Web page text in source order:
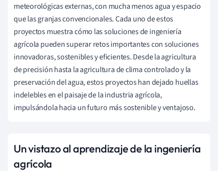
meteorológicas externas, con mucha menos agua y espacio
que las granjas convencionales. Cada uno de estos
proyectos muestra cómo las soluciones de ingeniería
agrícola pueden superar retos importantes con soluciones
innovadoras, sostenibles y eficientes. Desde la agricultura
de precisión hasta la agricultura de clima controlado y la
preservación del agua, estos proyectos han dejado huellas
indelebles en el paisaje de la industria agrícola,
impulsándola hacia un futuro más sostenible y ventajoso.
Un vistazo al aprendizaje de la ingeniería
agrícola